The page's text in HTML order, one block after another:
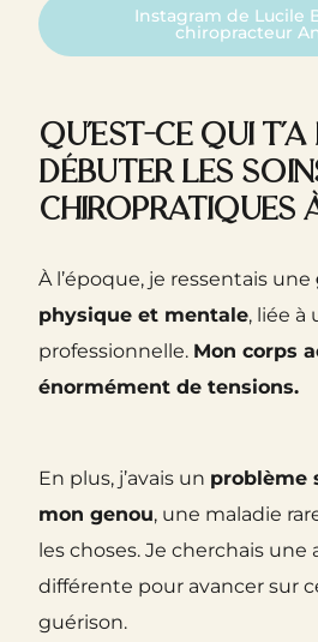
Instagram de Lucile
chiropracteur
Qu’est-ce qui
débuter les
chiropratiques
À l’époque, je ressentais une
physique et mentale, liée à
professionnelle. Mon corps
énormément de tensions.
En plus, j’avais un problème
mon genou, une maladie
les choses. Je cherchais une
différente pour avancer sur
guérison.